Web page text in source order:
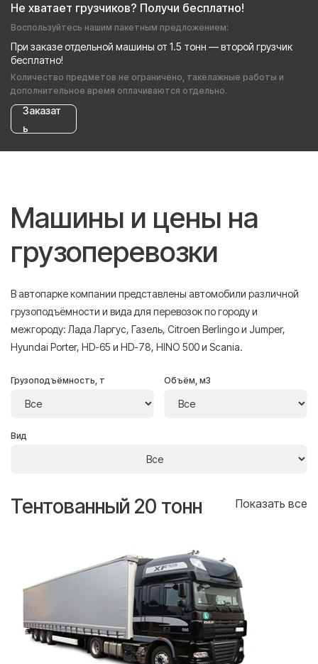
Не хватает грузчиков? Получи бесплатно!
Воспользуйтесь нашим пакетным предложением:
При заказе отдельной машины от 1.5 тонн — второй грузчик
бесплатно!
Количество предметов не ограничено, такелажные работы и
дополнительное время оплачиваются отдельно.
Заказат
ь
Машины и цены на
грузоперевозки
В автопарке компании представлены автомобили различной
грузоподъёмности и вида для перевозок по городу и
межгороду: Лада Ларгус, Газель, Citroen Berlingo и Jumper,
Hyundai Porter, HD-65 и HD-78, HINO 500 и Scania.
Грузоподъёмность, т Объём, м3
Вид
Тентованный 20 тонн Показать все